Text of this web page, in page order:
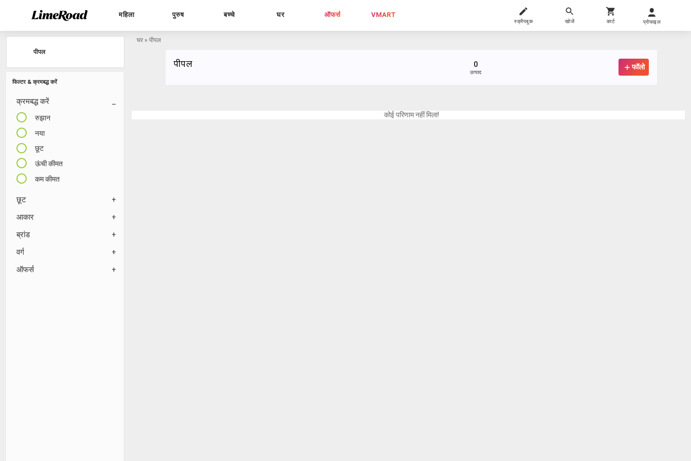
महिला पुरुष बच्चे घर ऑफर्स VMART
स्क्रैपबुक खोजें कार्ट प्रोफाइल
फिल्टर & क्रमबद्ध करें
क्रमबद्ध करें
रुझान
नया
छूट
ऊंची कीमत
कम कीमत
छूट
आकार
ब्रांड
वर्ग
ऑफर्स
घर » पीपल
पीपल 0
उत्पाद
फॉलो
पीपल
कोई परिणाम नहीं मिला!